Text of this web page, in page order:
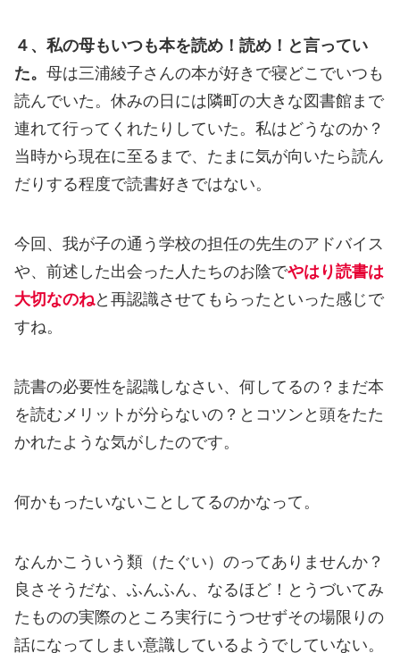
４、私の母もいつも本を読め！読め！と言ってい
た。 母は三浦綾子さんの本が好きで寝どこでいつも
読んでいた。休みの日には隣町の大きな図書館まで
連れて行ってくれたりしていた。私はどうなのか？
当時から現在に至るまで、たまに気が向いたら読ん
だりする程度で読書好きではない。
今回、我が子の通う学校の担任の先生のアドバイス
や、前述した出会った人たちのお陰でやはり読書は
大切なのねと再認識させてもらったといった感じで
すね。
読書の必要性を認識しなさい、何してるの？まだ本
を読むメリットが分らないの？とコツンと頭をたた
かれたような気がしたのです。
何かもったいないことしてるのかなって。
なんかこういう類（たぐい）のってありませんか？
良さそうだな、ふんふん、なるほど！とうづいてみ
たものの実際のところ実行にうつせずその場限りの
話になってしまい意識しているようでしていない。